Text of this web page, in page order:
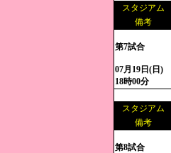
スタジアム
備考
第7試合
07月19日(日)
18時00分
スタジアム
備考
第8試合